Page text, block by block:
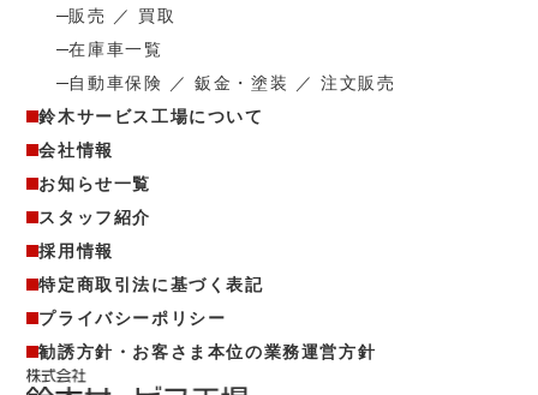
販売 ／ 買取
在庫車一覧
自動車保険 ／ 鈑金・塗装 ／ 注文販売
鈴木サービス工場について
会社情報
お知らせ一覧
スタッフ紹介
採用情報
特定商取引法に基づく表記
プライバシーポリシー
勧誘方針・お客さま本位の業務運営方針